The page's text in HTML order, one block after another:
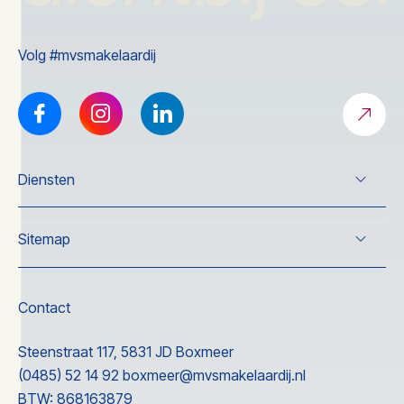
Diensten
Koop
Taxatie
Sitemap
Wonen
Ervaringen
Contact
Contact
Steenstraat 117, 5831 JD Boxmeer
(0485) 52 14 92 boxmeer@mvsmakelaardij.nl
BTW: 868163879
Volg #mvsmakelaardij